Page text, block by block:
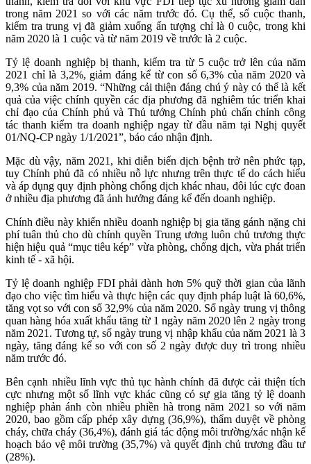
trong năm 2021 so với các năm trước đó. Cụ thể, số cuộc thanh,
kiểm tra trung vị đã giảm xuống ấn tượng chỉ là 0 cuộc, trong khi
năm 2020 là 1 cuộc và từ năm 2019 về trước là 2 cuộc.
Tỷ lệ doanh nghiệp bị thanh, kiểm tra từ 5 cuộc trở lên của năm
2021 chỉ là 3,2%, giảm đáng kể từ con số 6,3% của năm 2020 và
9,3% của năm 2019. “Những cải thiện đáng chú ý này có thể là kết
quả của việc chính quyền các địa phương đã nghiêm túc triển khai
chỉ đạo của Chính phủ và Thủ tướng Chính phủ chấn chỉnh công
tác thanh kiểm tra doanh nghiệp ngay từ đầu năm tại Nghị quyết
01/NQ-CP ngày 1/1/2021”, báo cáo nhận định.
Mặc dù vậy, năm 2021, khi diễn biến dịch bệnh trở nên phức tạp,
tuy Chính phủ đã có nhiều nỗ lực nhưng trên thực tế do cách hiểu
và áp dụng quy định phòng chống dịch khác nhau, đôi lúc cực đoan
ở nhiều địa phương đã ảnh hưởng đáng kể đến doanh nghiệp.
Chính điều này khiến nhiều doanh nghiệp bị gia tăng gánh nặng chi
phí tuân thủ cho dù chính quyền Trung ương luôn chủ trương thực
hiện hiệu quả “mục tiêu kép” vừa phòng, chống dịch, vừa phát triển
kinh tế - xã hội.
Tỷ lệ doanh nghiệp FDI phải dành hơn 5% quỹ thời gian của lãnh
đạo cho việc tìm hiểu và thực hiện các quy định pháp luật là 60,6%,
tăng vọt so với con số 32,9% của năm 2020. Số ngày trung vị thông
quan hàng hóa xuất khẩu tăng từ 1 ngày năm 2020 lên 2 ngày trong
năm 2021. Tương tự, số ngày trung vị nhập khẩu của năm 2021 là 3
ngày, tăng đáng kể so với con số 2 ngày được duy trì trong nhiều
năm trước đó.
Bên cạnh nhiều lĩnh vực thủ tục hành chính đã được cải thiện tích
cực nhưng một số lĩnh vực khác cũng có sự gia tăng tỷ lệ doanh
nghiệp phản ánh còn nhiều phiền hà trong năm 2021 so với năm
2020, bao gồm cấp phép xây dựng (36,9%), thẩm duyệt về phòng
cháy, chữa cháy (36,4%), đánh giá tác động môi trường/xác nhận kế
hoạch bảo vệ môi trường (35,7%) và quyết định chủ trương đầu tư
(28%).